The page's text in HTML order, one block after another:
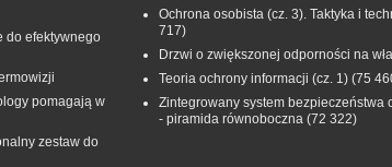
do efektywnego
pomagają w
zestaw do
Ochrona osobista (cz. 3). Taktyka i
717)
Drzwi o zwiększonej odporności na
Teoria ochrony informacji (cz. 1) (75
Zintegrowany system bezpieczeństwa
- piramida równoboczna (72 322)